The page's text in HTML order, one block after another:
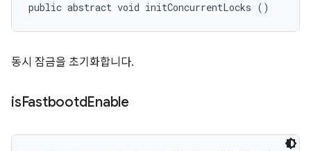
public abstract void initConcurrentLocks ()
동시 잠금을 초기화합니다.
isFastbootdEnable